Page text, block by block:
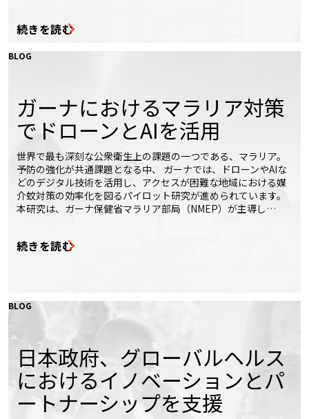
続きを読む
BLOG
ガーナにおけるマラリア対策
でドローンとAIを活用
世界で最も深刻な公衆衛生上の課題の一つである、マラリア。
予防の強化が共通課題となる中、 ガーナでは、ドローンやAIな
どのデジタル技術を活用し、アクセスが困難な地域における媒
介蚊対策の効率化を図るパイロット研究が進められています。
本研究は、ガーナ保健省マラリア部局（NMEP）が主導し…
続きを読む
BLOG
日本政府、グローバルヘルス
におけるイノベーションとパ
ートナーシップを支援